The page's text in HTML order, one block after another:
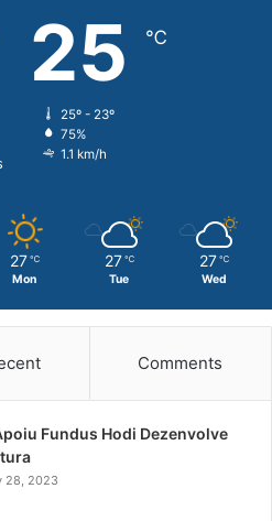
25 ℃
25º - 23º
75%
1.1 km/h
27 ℃
Mon
27 ℃
Tue
27 ℃
Wed
Comments
Fundus Hodi Dezenvolve
28, 2023